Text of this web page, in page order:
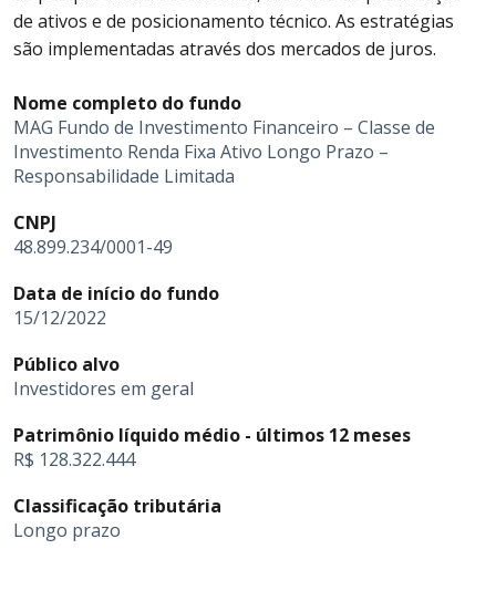
de ativos e de posicionamento técnico. As estratégias
são implementadas através dos mercados de juros.
Nome completo do fundo
MAG Fundo de Investimento Financeiro – Classe de
Investimento Renda Fixa Ativo Longo Prazo –
Responsabilidade Limitada
CNPJ
48.899.234/0001-49
Data de início do fundo
15/12/2022
Público alvo
Investidores em geral
Patrimônio líquido médio - últimos 12 meses
R$ 128.322.444
Classificação tributária
Longo prazo